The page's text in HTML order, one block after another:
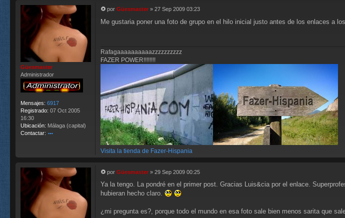
Güesmaster
Administrador
Mensajes: 6917
Registrado: 07 Oct 2005
16:30
Ubicación: Málaga (capital)
Contactar:
ac
G
e
j
e
por Güesmaster » 27 Sep 2009 03:23
Me gustaria poner una foto de grupo en el hilo inicial justo antes de los enlaces a
Rafagaaaaaaaaaazzzzzzzzzz
FAZER POWER!!!!!!!!
Visita la tienda de Fazer-Hispania
e
n
por Güesmaster » 29 Sep 2009 00:25
Ya la tengo. La pondré en el primer post. Gracias Luis&cia por el enlace.
hubieran hecho claro.
¿mi pregunta es?, porque todo el mundo en esa foto sale bien menos sarita que